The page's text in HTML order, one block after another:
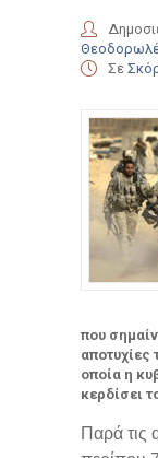
Σε
που
αποτυχίες
οποία η
κερδίσει
Παρά τις